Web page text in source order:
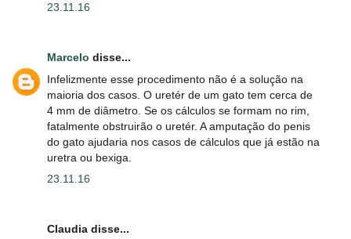
23.11.16
Marcelo disse...
Infelizmente esse procedimento não é a solução na
maioria dos casos. O uretér de um gato tem cerca de
4 mm de diâmetro. Se os cálculos se formam no rim,
fatalmente obstruirão o uretér. A amputação do penis
do gato ajudaria nos casos de cálculos que já estão na
uretra ou bexiga.
23.11.16
Claudia disse...